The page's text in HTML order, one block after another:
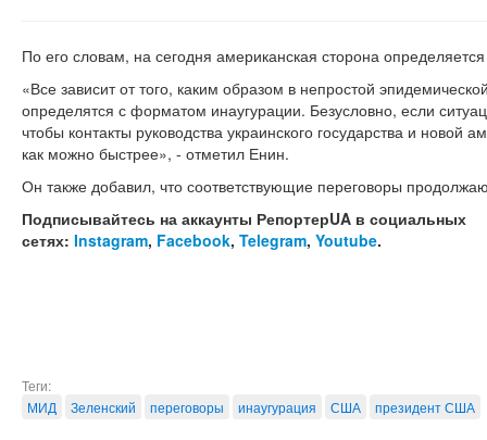
По его словам, на сегодня американская сторона
«Все зависит от того, каким образом в непростой
определятся с форматом инаугурации. Безусловно, если
чтобы контакты руководства украинского государства и новой
как можно быстрее», - отметил Енин.
Он также добавил, что соответствующие переговоры
Подписывайтесь на аккаунты РепортерUA в социальных
сетях: Instagram, Facebook, Telegram, Youtube.
Теги:
МИД
Зеленский переговоры инаугурация США президент США